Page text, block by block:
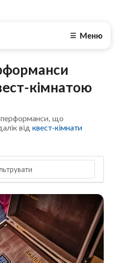
☰ Меню
кімнатою
що
відквест-кімнати